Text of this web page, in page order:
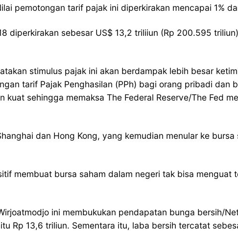
pemotongan tarif pajak ini diperkirakan mencapai 1%
diperkirakan sebesar US$ 13,2 triliiun (Rp 200.595
stimulus pajak ini akan berdampak lebih besar
tarif Pajak Penghasilan (PPh) bagi orang pribadi dan
kuat sehingga memaksa The Federal Reserve/The Fed
dan Hong Kong, yang kemudian menular ke
membuat bursa saham dalam negeri tak bisa menguat
ini membukukan pendapatan bunga bersih/
Rp 13,6 triliun. Sementara itu, laba bersih tercatat